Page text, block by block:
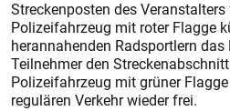
Streckenposten des
Polizeifahrzeug mit roter Flagge
herannahenden Radsportlern
Teilnehmer den
Polizeifahrzeug mit grüner
regulären Verkehr wieder frei.